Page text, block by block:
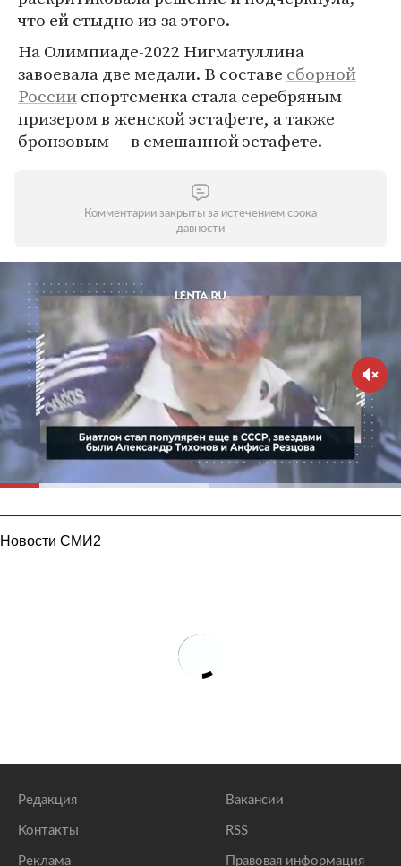
что ей стыдно из-за этого.
На Олимпиаде-2022 Нигматуллина
завоевала две медали. В составе сборной
Россииспортсменка стала серебряным
призером в женской эстафете, а также
бронзовым — в смешанной эстафете.
Комментарии закрыты за истечением срока
давности
Новости СМИ2
Редакция
Контакты
Реклама
Вакансии
RSS
Правовая информация